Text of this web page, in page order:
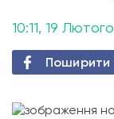
10:11, 19 Лютого
Поширити